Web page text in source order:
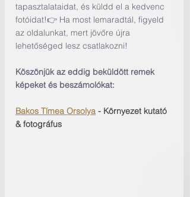
tapasztalataidat, és küldd el a kedvenc
fotóidat!👉 Ha most lemaradtál, figyeld
az oldalunkat, mert jövőre újra
lehetőséged lesz csatlakozni!
Köszönjük az eddig beküldött remek
képeket és beszámolókat:
Bakos Tímea Orsolya - Környezet kutató
& fotográfus